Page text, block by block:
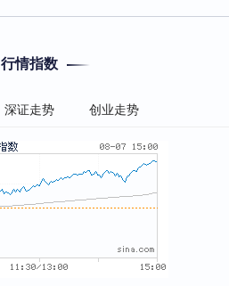
行情指数
深证走势 创业走势